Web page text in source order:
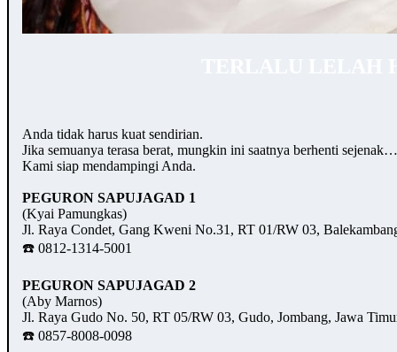
Anda tidak harus kuat sendirian.
Jika semuanya terasa berat, mungkin ini saatnya berhenti
Kami siap mendampingi Anda.
PEGURON SAPUJAGAD 1
(Kyai Pamungkas)
Jl. Raya Condet, Gang Kweni No.31, RT 01/RW 03,
☎️ 0812-1314-5001
PEGURON SAPUJAGAD 2
(Aby Marnos)
Jl. Raya Gudo No. 50, RT 05/RW 03, Gudo, Jombang, Jawa
☎️ 0857-8008-0098